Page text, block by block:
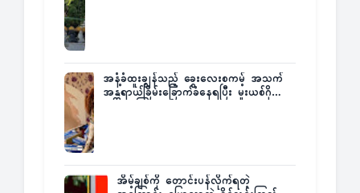
အနံ့ခံထူးချွန်သည့် ခွေးလေးစကမ့် အသက်
အန္တရာယ်ခြိမ်းခြောက်ခံနေရပြီး မူးယစ်ဂိုဏ်း
အိမ့်ချစ်ကို တောင်းပန်လိုက်ရတဲ့